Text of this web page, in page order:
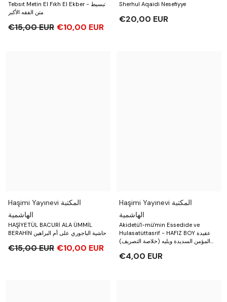
Tebsıt Metin El Fıkh El Ekber - تبسيط
متن الفقه الأكبر
€15,00 EUR €10,00 EUR
Sherhul Aqaidi Nesefiyye
€20,00 EUR
Haşimi Yayınevi المكتبة
الهاشمية
HAŞİYETÜL BACURİ ALA ÜMMİL
BERAHİN حاشية الباجوري على أم البراهين
€15,00 EUR €10,00 EUR
Haşimi Yayınevi المكتبة
الهاشمية
Akidetü'l-mü'min Essedide ve
Hulasatüttasrif - HAFIZ BOY عقيدة
المؤمن السديدة ويليه (خلاصة التصريف)
€4,00 EUR